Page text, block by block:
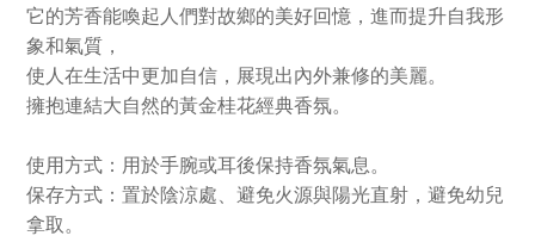
它的芳香能喚起人們對故鄉的美好回憶，進而提升自我形
象和氣質，
使人在生活中更加自信，展現出內外兼修的美麗。
擁抱連結大自然的黃金桂花經典香氛。
使用方式：用於手腕或耳後保持香氛氣息。
保存方式：置於陰涼處、避免火源與陽光直射，避免幼兒
拿取。